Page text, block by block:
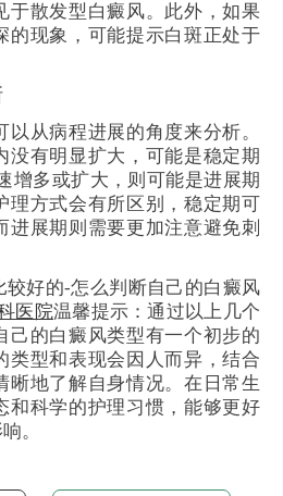
于散发型白癜风。此外，如果
的现象，可能提示白斑正处于
从病程进展的角度来分析。
没有明显扩大，可能是稳定期
增多或扩大，则可能是进展期
理方式会有所区别，稳定期可
进展期则需要更加注意避免刺
好的-怎么判断自己的白癜风
医院温馨提示：通过以上几个
己的白癜风类型有一个初步的
类型和表现会因人而异，结合
晰地了解自身情况。在日常生
和科学的护理习惯，能够更好
。